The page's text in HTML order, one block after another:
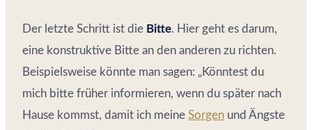
Der letzte Schritt ist die Bitte. Hier geht es darum,
eine konstruktive Bitte an den anderen zu richten.
Beispielsweise könnte man sagen: „Könntest du
mich bitte früher informieren, wenn du später nach
Hause kommst, damit ich meine Sorgen und Ängste